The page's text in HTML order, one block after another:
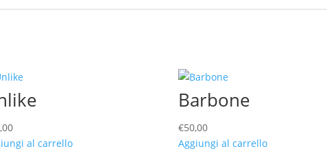
al carrello
Barbone
€50,00
Aggiungi al carrello